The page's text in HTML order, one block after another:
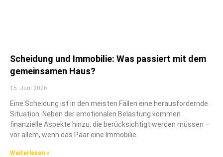
Scheidung und Immobilie: Was passiert mit dem
gemeinsamen Haus?
15. Juni 2026
Eine Scheidung ist in den meisten Fällen eine herausfordernde
Situation. Neben der emotionalen Belastung kommen
finanzielle Aspekte hinzu, die berücksichtigt werden müssen –
vor allem, wenn das Paar eine Immobilie
Weiterlesen »